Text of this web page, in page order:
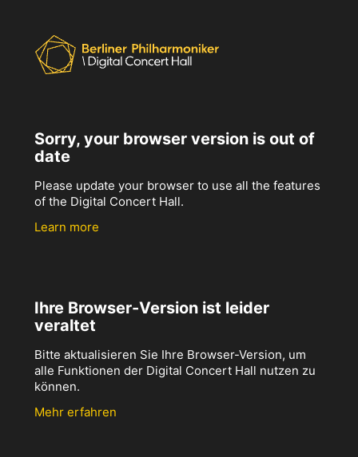
Sorry, your browser version is out of
date
Please update your browser to use all the features
of the Digital Concert Hall.
Learn more
Ihre Browser-Version ist leider
veraltet
Bitte aktualisieren Sie Ihre Browser-Version, um
alle Funktionen der Digital Concert Hall nutzen zu
können.
Mehr erfahren